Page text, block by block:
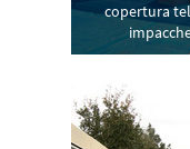
copertura